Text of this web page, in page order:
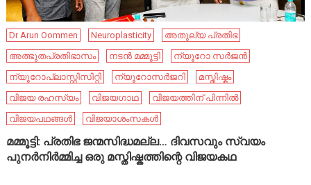
Dr Arun Oommen Neuroplasticity
അതുല്യ പ്രതിഭ
അത്ഭുതപ്രതിഭാസം
നടൻ മമ്മൂട്ടി
ന്യൂറോ സർജൻ
ന്യൂറോപ്ലാസ്റ്റിസിറ്റി
ന്യൂറോസർജറി
മസ്തിഷ്കം
വിജയ രഹസ്യം
വിജയഗാഥ
വിജയത്തിന് പിന്നിൽ
വിജയപഥങ്ങൾ
വിജയാശംസകൾ
മമ്മൂട്ടി: പ്രതിഭ ജന്മസിദ്ധമല്ല… ദിവസവും സ്വയം
പുനർനിർമ്മിച്ച ഒരു മസ്തിഷ്കത്തിന്റെ വിജയകഥ